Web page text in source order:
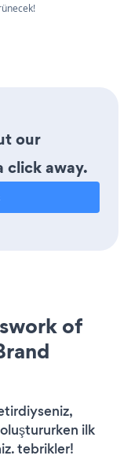
our
click away.
of
ilk
tebrikler!